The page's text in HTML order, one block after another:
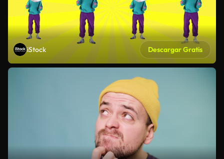
iStock Descargar Gratis